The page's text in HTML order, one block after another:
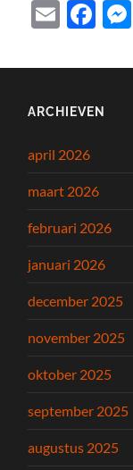
Email
ARCHIEVEN
april 2026
maart 2026
februari 2026
januari 2026
december 2025
november 2025
oktober 2025
september 2025
augustus 2025